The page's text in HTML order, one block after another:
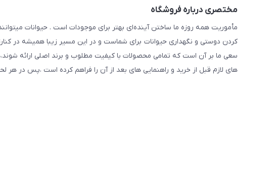
مختصری درباره فروشگاه
مأموریت همه روزه ما ساختن آینده‌ای بهتر برای موجودات است . حیوانات
کردن دوستی و نگهداری حیوانات برای شماست و در این مسیر زیبا همیشه در
سعی ما بر آن است که تمامی محصولات با کیفیت مطلوب و برند اصلی ارائه
های لازم قبل از خرید و راهنمایی های بعد از آن را فراهم کرده است ،پس در